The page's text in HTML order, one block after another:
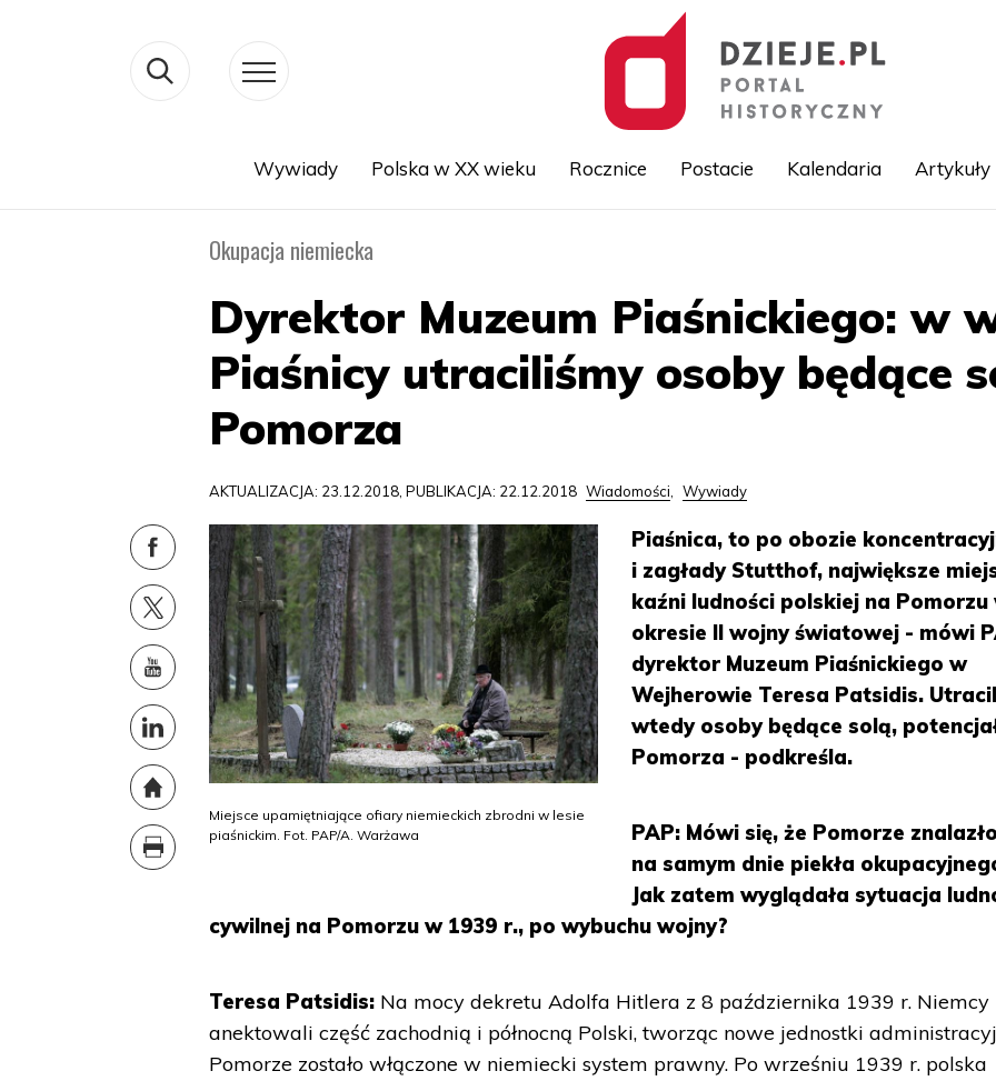
Wywiady Polska w XX wieku Rocznice Postacie Kalendaria Artykuły
Okupacja niemiecka
Dyrektor Muzeum Piaśnickiego: w
Piaśnicy utraciliśmy osoby będące
Pomorza
AKTUALIZACJA: 23.12.2018, PUBLIKACJA: 22.12.2018 Wiadomości, Wywiady
Miejsce upamiętniające ofiary niemieckich zbrodni w lesie
piaśnickim. Fot. PAP/A. Warżawa
Piaśnica, to po obozie
i zagłady Stutthof, największe
kaźni ludności polskiej na Pomorzu
okresie II wojny światowej - mówi
dyrektor Muzeum Piaśnickiego w
Wejherowie Teresa Patsidis.
wtedy osoby będące solą,
Pomorza - podkreśla.
PAP: Mówi się, że Pomorze
na samym dnie piekła
Jak zatem wyglądała sytuacja
cywilnej na Pomorzu w 1939 r., po wybuchu wojny?
Teresa Patsidis: Na mocy dekretu Adolfa Hitlera z 8 października 1939 r. Niemcy
anektowali część zachodnią i północną Polski, tworząc nowe jednostki
Pomorze zostało włączone w niemiecki system prawny. Po wrześniu 1939 r. polska